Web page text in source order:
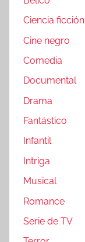
Ciencia ficción
Cine negro
Comedia
Documental
Drama
Fantástico
Infantil
Intriga
Musical
Romance
Serie de TV